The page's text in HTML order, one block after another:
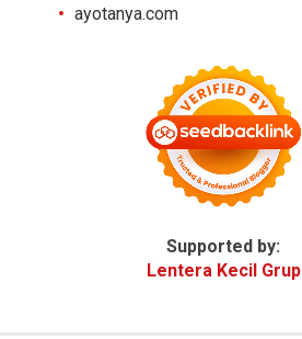
ayotanya.com
Supported by:
Lentera Kecil Grup